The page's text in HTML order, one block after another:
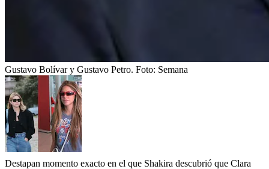
Gustavo Bolívar y Gustavo Petro. Foto: Semana
Destapan momento exacto en el que Shakira descubrió que Clara